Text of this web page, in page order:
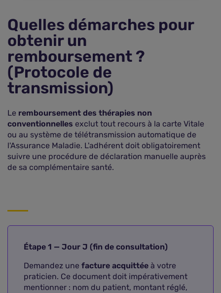
Quelles démarches pour
obtenir un
remboursement ?
(Protocole de
transmission)
Le remboursement des thérapies non
conventionnelles exclut tout recours à la carte Vitale
ou au système de télétransmission automatique de
l'Assurance Maladie. L'adhérent doit obligatoirement
suivre une procédure de déclaration manuelle auprès
de sa complémentaire santé.
Étape 1 — Jour J (fin de consultation)
Demandez une facture acquittée à votre
praticien. Ce document doit impérativement
mentionner : nom du patient, montant réglé,